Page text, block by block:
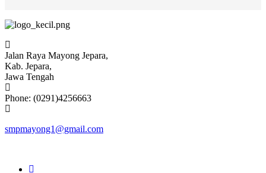
Jalan Raya Mayong Jepara,
Kab. Jepara,
Jawa Tengah
Phone: (0291)4256663
smpmayong1@gmail.com